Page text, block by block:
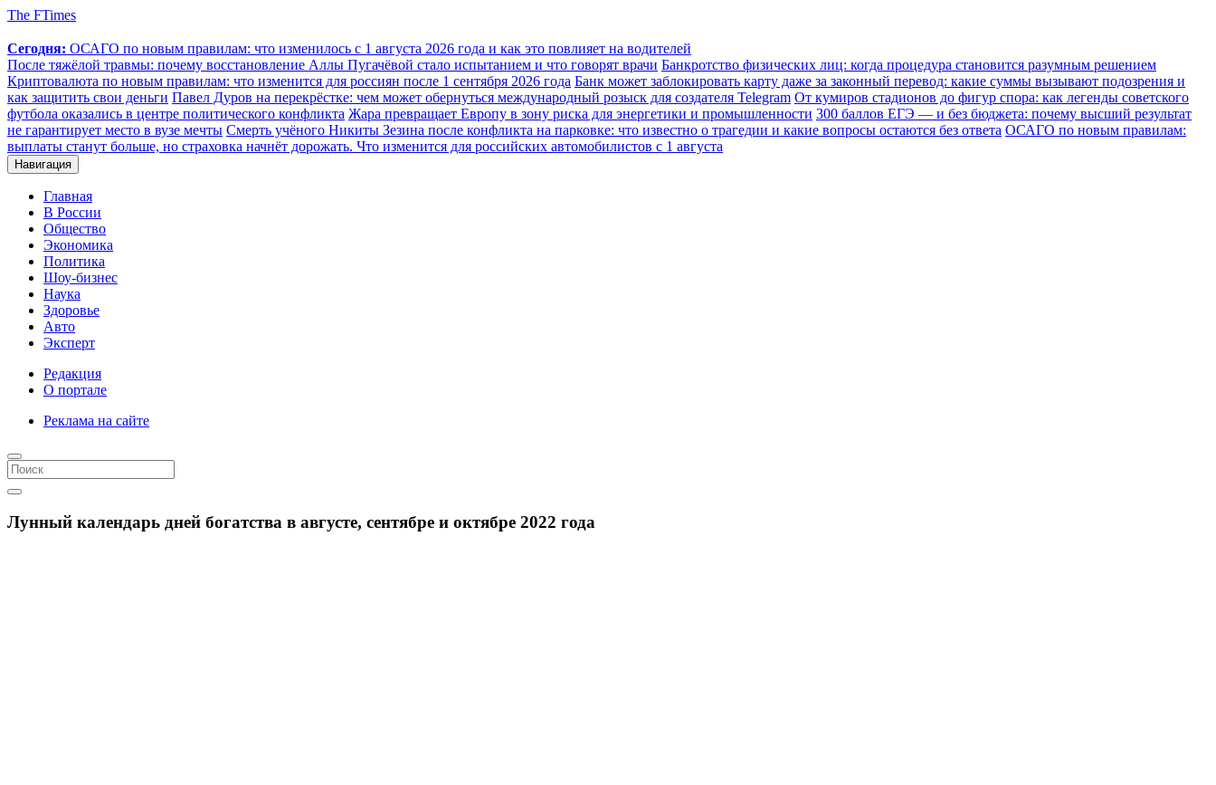
The FTimes
Сегодня: ОСАГО по новым правилам: что изменилось с 1 августа 2026 года и как это повлияет на водителей
После тяжёлой травмы: почему восстановление Аллы Пугачёвой стало испытанием и что говорят врачи Банкротство физических лиц: когда процедура становится разумным решением
Криптовалюта по новым правилам: что изменится для россиян после 1 сентября 2026 года Банк может заблокировать карту даже за законный перевод: какие суммы вызывают подозрения и
как защитить свои деньги Павел Дуров на перекрёстке: чем может обернуться международный розыск для создателя Telegram От кумиров стадионов до фигур спора: как легенды советского
футбола оказались в центре политического конфликта Жара превращает Европу в зону риска для энергетики и промышленности 300 баллов ЕГЭ — и без бюджета: почему высший результат
не гарантирует место в вузе мечты Смерть учёного Никиты Зезина после конфликта на парковке: что известно о трагедии и какие вопросы остаются без ответа ОСАГО по новым правилам:
выплаты станут больше, но страховка начнёт дорожать. Что изменится для российских автомобилистов с 1 августа
Навигация
Главная
В России
Общество
Экономика
Политика
Шоу-бизнес
Наука
Здоровье
Авто
Эксперт
Редакция
О портале
Реклама на сайте
Лунный календарь дней богатства в августе, сентябре и октябре 2022 года